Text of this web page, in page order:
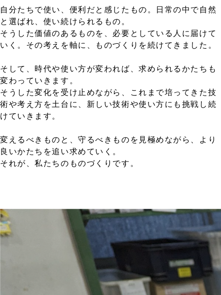
自分たちで使い、便利だと感じたもの。日常の中で自然
と選ばれ、使い続けられるもの。
そうした価値のあるものを、必要としている人に届けて
いく。その考えを軸に、ものづくりを続けてきました。
そして、時代や使い方が変われば、求められるかたちも
変わっていきます。
そうした変化を受け止めながら、これまで培ってきた技
術や考え方を土台に、新しい技術や使い方にも挑戦し続
けていきます。
変えるべきものと、守るべきものを見極めながら、より
良いかたちを追い求めていく。
それが、私たちのものづくりです。